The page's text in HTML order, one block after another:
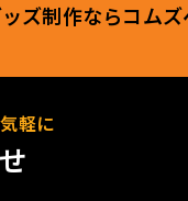
ズ制作ならコムズ
軽に